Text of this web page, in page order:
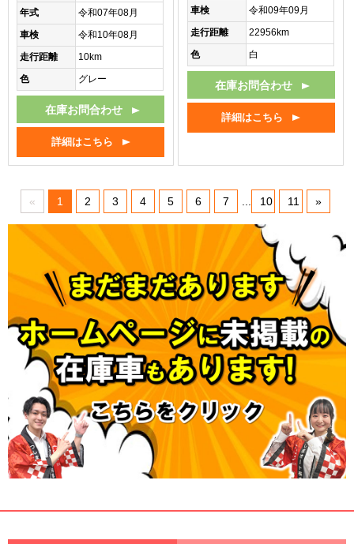
年式
令和07年08月
車検
令和10年08月
走行距離
10km
色
グレー
在庫お問合わせ
詳細はこちら
車検
令和09年09月
走行距離
22956km
色
白
在庫お問合わせ
詳細はこちら
« 1 2 3 4 5 6 7 10 11 »